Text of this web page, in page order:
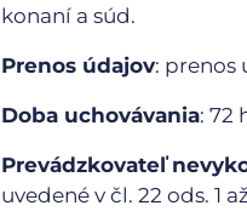
konaní a súd.
Prenos údajov: prenos
Doba uchovávania: 72
Prevádzkovateľ
uvedené v čl. 22 ods. 1